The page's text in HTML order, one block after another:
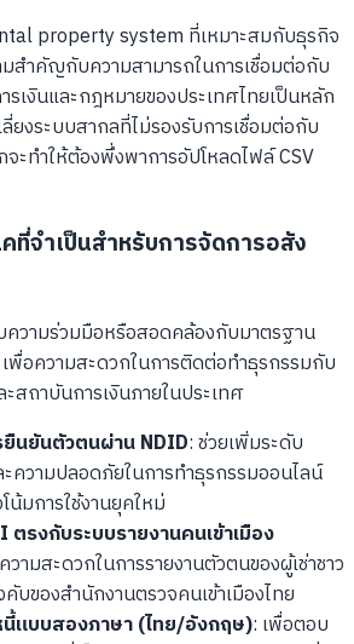
property system ที่เหมาะสมกับธุรกิจ
สำคัญกับความสามารถในการเชื่อมต่อกับ
รเงินและกฎหมายของประเทศไทยเป็นหลัก
ยงระบบสากลที่ไม่รองรับการเชื่อมต่อกับ
จะทำให้ต้องพึ่งพาการอัปโหลดไฟล์ CSV
ที่จำเป็นสำหรับการจัดการอสัง
ความร่วมมือหรือสอดคล้องกับมาตรฐาน
พื่อความสะดวกในการติดต่อทำธุรกรรมกับ
สถาบันการเงินภายในประเทศ
นยันตัวตนผ่าน NDID: ช่วยเพิ่มระดับ
ความปลอดภัยในการทำธุรกรรมออนไลน์
น้มการใช้งานยุคใหม่
ตรงกับระบบรายงานคนเข้าเมือง
วามสะดวกในการรายงานตัวตนของผู้เช่าชาว
บของสำนักงานตรวจคนเข้าเมืองไทย
แบบสองภาษา (ไทย/อังกฤษ): เพื่อตอบ